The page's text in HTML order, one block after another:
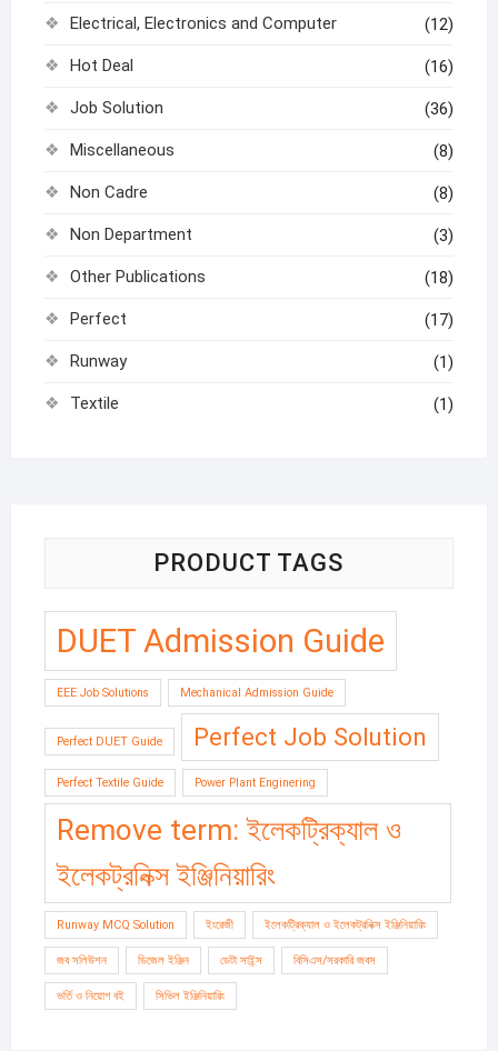
Electrical, Electronics and Computer (12)
Hot Deal (16)
Job Solution (36)
Miscellaneous (8)
Non Cadre (8)
Non Department (3)
Other Publications (18)
Perfect (17)
Runway (1)
Textile (1)
PRODUCT TAGS
DUET Admission Guide
EEE Job Solutions Mechanical Admission Guide
Perfect DUET Guide Perfect Job Solution
Perfect Textile Guide Power Plant Enginering
Remove term: ইলেকট্রিক্যাল ও
ইলেকট্রনিক্স ইঞ্জিনিয়ারিং
Runway MCQ Solution ইংরেজী ইলেকট্রিক্যাল ও ইলেকট্রনিক্স ইঞ্জিনিয়ারিং
জব সলিউশন ডিজেল ইঞ্জিন ডেটা সাইন্স বিসিএস/সরকারি জবস
ভর্তি ও নিয়োগ বই সিভিল ইঞ্জিনিয়ারিং